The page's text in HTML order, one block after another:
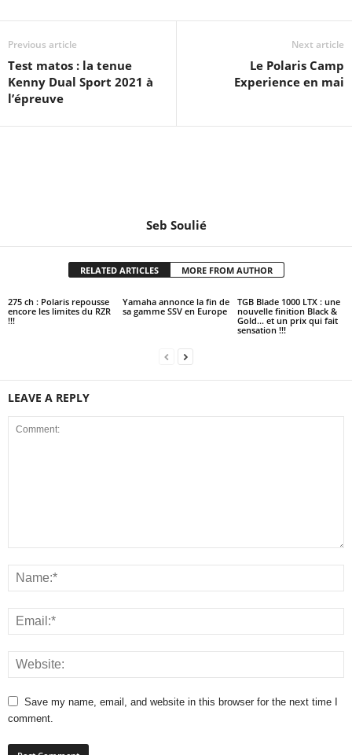
Previous article
Test matos : la tenue
Kenny Dual Sport 2021 à
l’épreuve
Next article
Le Polaris Camp
Experience en mai
Seb Soulié
RELATED ARTICLES MORE FROM AUTHOR
275 ch : Polaris repousse
encore les limites du RZR
!!!
Yamaha annonce la fin de
sa gamme SSV en Europe
TGB Blade 1000 LTX : une
nouvelle finition Black &
Gold… et un prix qui fait
sensation !!!
LEAVE A REPLY
Save my name, email, and website in this browser for the next time I
comment.